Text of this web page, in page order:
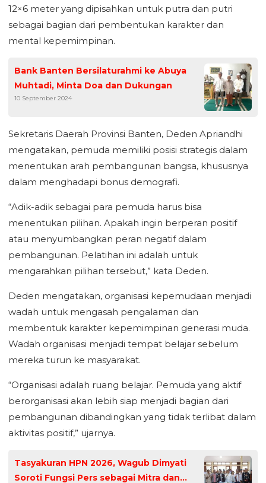
12×6 meter yang dipisahkan untuk putra dan putri
sebagai bagian dari pembentukan karakter dan
mental kepemimpinan.
Bank Banten Bersilaturahmi ke Abuya
Muhtadi, Minta Doa dan Dukungan
10 September 2024
Sekretaris Daerah Provinsi Banten, Deden Apriandhi
mengatakan, pemuda memiliki posisi strategis dalam
menentukan arah pembangunan bangsa, khususnya
dalam menghadapi bonus demografi.
“Adik-adik sebagai para pemuda harus bisa
menentukan pilihan. Apakah ingin berperan positif
atau menyumbangkan peran negatif dalam
pembangunan. Pelatihan ini adalah untuk
mengarahkan pilihan tersebut,” kata Deden.
Deden mengatakan, organisasi kepemudaan menjadi
wadah untuk mengasah pengalaman dan
membentuk karakter kepemimpinan generasi muda.
Wadah organisasi menjadi tempat belajar sebelum
mereka turun ke masyarakat.
“Organisasi adalah ruang belajar. Pemuda yang aktif
berorganisasi akan lebih siap menjadi bagian dari
pembangunan dibandingkan yang tidak terlibat dalam
aktivitas positif,” ujarnya.
Tasyakuran HPN 2026, Wagub Dimyati
Soroti Fungsi Pers sebagai Mitra dan